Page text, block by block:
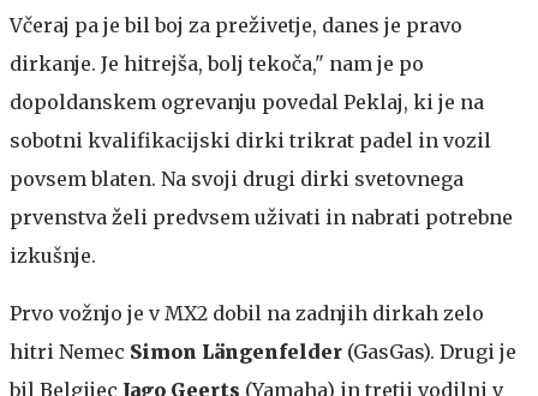
Včeraj pa je bil boj za preživetje, danes je pravo
dirkanje. Je hitrejša, bolj tekoča," nam je po
dopoldanskem ogrevanju povedal Peklaj, ki je na
sobotni kvalifikacijski dirki trikrat padel in vozil
povsem blaten. Na svoji drugi dirki svetovnega
prvenstva želi predvsem uživati in nabrati potrebne
izkušnje.
Prvo vožnjo je v MX2 dobil na zadnjih dirkah zelo
hitri Nemec Simon Längenfelder (GasGas). Drugi je
bil Belgijec Jago Geerts (Yamaha) in tretji vodilni v